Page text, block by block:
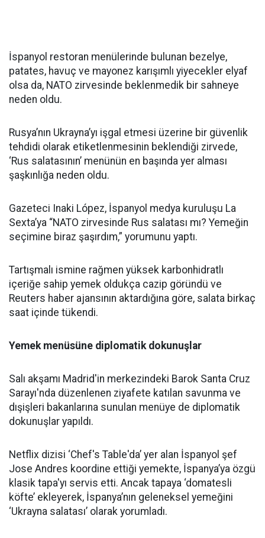
İspanyol restoran menülerinde bulunan bezelye,
patates, havuç ve mayonez karışımlı yiyecekler elyaf
olsa da, NATO zirvesinde beklenmedik bir sahneye
neden oldu.
Rusya’nın Ukrayna’yı işgal etmesi üzerine bir güvenlik
tehdidi olarak etiketlenmesinin beklendiği zirvede,
‘Rus salatasının’ menünün en başında yer alması
şaşkınlığa neden oldu.
Gazeteci Inaki López, İspanyol medya kuruluşu La
Sexta’ya “NATO zirvesinde Rus salatası mı? Yemeğin
seçimine biraz şaşırdım,” yorumunu yaptı.
Tartışmalı ismine rağmen yüksek karbonhidratlı
içeriğe sahip yemek oldukça cazip göründü ve
Reuters haber ajansının aktardığına göre, salata birkaç
saat içinde tükendi.
Yemek menüsüne diplomatik dokunuşlar
Salı akşamı Madrid'in merkezindeki Barok Santa Cruz
Sarayı'nda düzenlenen ziyafete katılan savunma ve
dışişleri bakanlarına sunulan menüye de diplomatik
dokunuşlar yapıldı.
Netflix dizisi ‘Chef's Table'da’ yer alan İspanyol şef
Jose Andres koordine ettiği yemekte, İspanya’ya özgü
klasik tapa'yı servis etti. Ancak tapaya ‘domatesli
köfte’ ekleyerek, İspanya’nın geleneksel yemeğini
‘Ukrayna salatası’ olarak yorumladı.